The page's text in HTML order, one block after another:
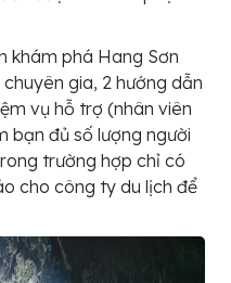
khám phá Hang Sơn
gia, 2 hướng dẫn
vụ hỗ trợ (nhân viên
bạn đủ số lượng người
trường hợp chỉ có
cho công ty du lịch để